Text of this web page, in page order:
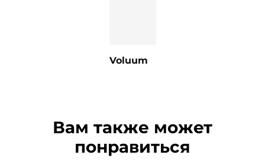
Voluum
Вам также может
понравиться